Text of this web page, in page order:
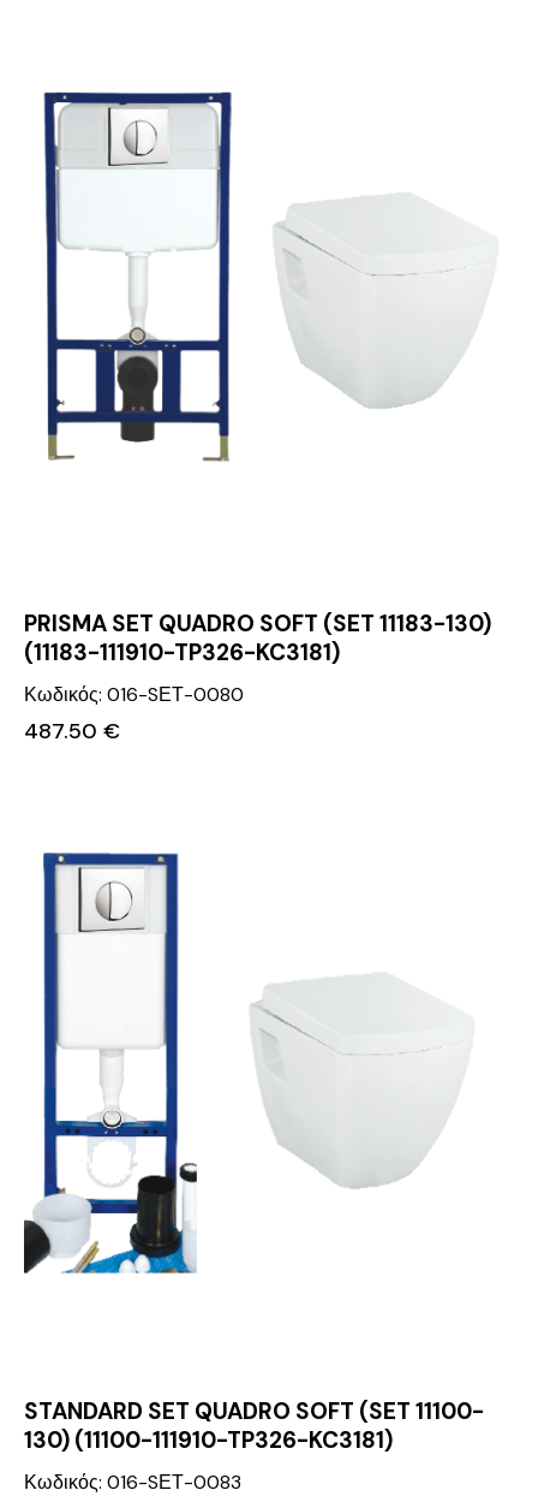
PRISMA SET QUADRO SOFT (SET 11183-130)
(11183-111910-TP326-KC3181)
Κωδικός: 016-SΕΤ-0080
487.50 €
STANDARD SET QUADRO SOFT (SET 11100-
130) (11100-111910-TP326-KC3181)
Κωδικός: 016-SΕΤ-0083